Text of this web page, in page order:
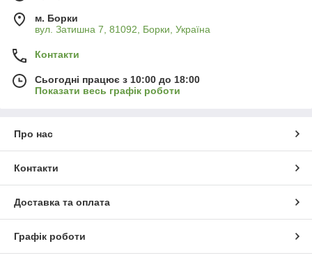
м. Борки
вул. Затишна 7, 81092, Борки, Україна
Контакти
Сьогодні працює з 10:00 до 18:00
Показати весь графік роботи
Про нас
Контакти
Доставка та оплата
Графік роботи